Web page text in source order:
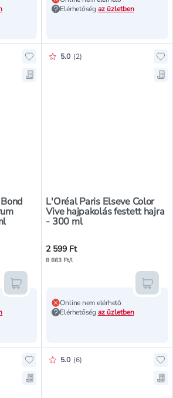
Elérhetőség az üzletben
Hozzáadás a kedvencekhez,
Mentés a bevásárló listára,
Kosárba teszem
L'Oréal Paris Elseve Color
Vive hajpakolás festett hajra
- 300 ml
Értékelés pontszáma:
5.0 (2)
2 599 Ft
8 663 Ft/l
Online nem elérhető
Elérhetőség az üzletben
Hozzáadás a kedvencekhez,
Mentés a bevásárló listára,
Értékelés pontszáma:
5.0 (6)